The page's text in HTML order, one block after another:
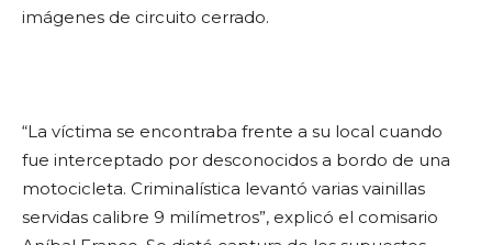
imágenes de circuito cerrado.
“La víctima se encontraba frente a su local cuando
fue interceptado por desconocidos a bordo de una
motocicleta. Criminalística levantó varias vainillas
servidas calibre 9 milímetros”, explicó el comisario